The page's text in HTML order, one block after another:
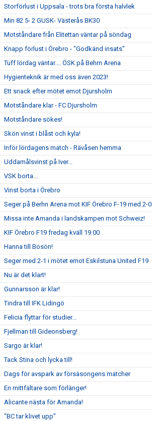
Storförlust i Uppsala - trots bra första halvlek
Min 82 5- 2 GUSK- Västerås BK30
Motståndare från Elitettan väntar på söndag
Knapp förlust i Örebro - "Godkänd insats"
Tuff lördag väntar.... ÖSK på Behrn Arena
Hygienteknik är med oss även 2023!
Ett snack efter mötet emot Djursholm
Motståndare klar - FC Djursholm
Motståndare sökes!
Skön vinst i blåst och kyla!
Inför lördagens match - Rävåsen hemma
Uddamålsvinst på Iver...
VSK borta...
Vinst borta i Örebro
Seger på Berhn Arena mot KIF Örebro F-19 med 2-0
Missa inte Amanda i landskampen mot Schweiz!
KIF Örebro F19 fredag kväll 19.00
Hanna till Bosön!
Seger med 2-1 i mötet emot Eskilstuna United F19
Nu är det klart!
Gunnarsson är klar!
Tindra till IFK Lidingö
Felicia flyttar för studier...
Fjellman till Gideonsberg!
Sargo är klar!
Tack Stina och lycka till!
Dags för avspark av försäsongens matcher
En mittfältare som förlänger!
Alicante nästa för Amanda!
"BC tar klivet upp"